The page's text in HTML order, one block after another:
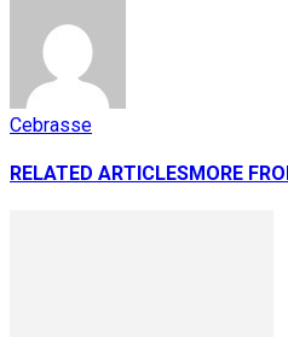
Cebrasse
RELATED ARTICLESMORE